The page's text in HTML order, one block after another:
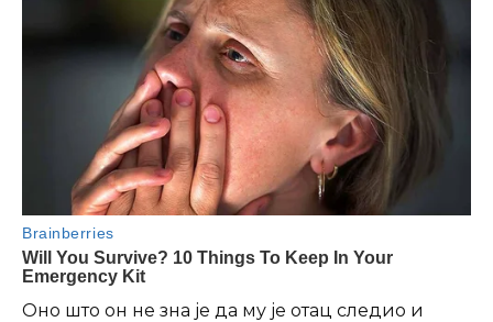
Оно што он не зна је да му је отац следио и